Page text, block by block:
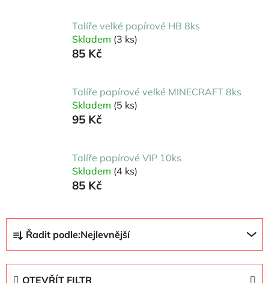
Talíře velké papírové HB 8ks
Skladem (3 ks)
85 Kč
Talíře papírové velké MINECRAFT 8ks
Skladem (5 ks)
95 Kč
Talíře papírové VIP 10ks
Skladem (4 ks)
85 Kč
a
z
Řadit podle:Nejlevnější
OTEVŘÍT FILTR